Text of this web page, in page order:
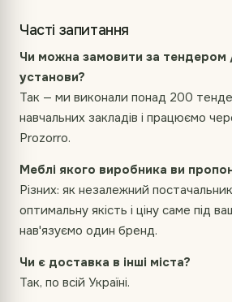
Часті запитання
Чи можна замовити за
установи?
Так — ми виконали понад 200
навчальних закладів і працюємо
Prozorro.
Меблі якого виробника ви
Різних: як незалежний
оптимальну якість і ціну саме під
нав'язуємо один бренд.
Чи є доставка в інші міста?
Так, по всій Україні.